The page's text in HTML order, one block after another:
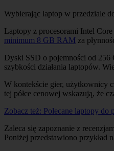
Wybierając laptop w przedziale
Laptopy z procesorami Intel
minimum 8 GB RAM za
Dyski SSD o pojemności od 256
szybkości działania laptopów.
W kontekście gier, użytkownicy
tej półce cenowej wskazują, że
Zobacz też: Polecane laptopy do
Zaleca się zapoznanie z
Poniżej przedstawiono przykład